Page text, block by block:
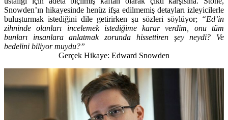
Snowden’ın hikayesinde henüz ifşa edilmemiş detayları izleyicilerle
buluşturmak istediğini dile getirirken şu sözleri söylüyor;
“Ed’in
zihninde olanları incelemek istediğime karar verdim, onu tüm
bunları insanlara anlatmak zorunda hissettiren şey neydi? Ve
bedelini biliyor muydu?”
Gerçek Hikaye: Edward Snowden